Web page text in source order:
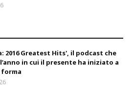
2016 Greatest Hits', il podcast che
in cui il presente ha iniziato a